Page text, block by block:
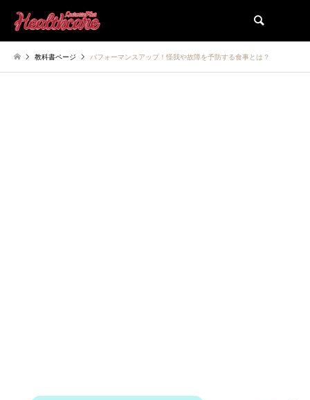
教科書ページ パフォーマンスアップ！怪我や故障を予防する食事とは？